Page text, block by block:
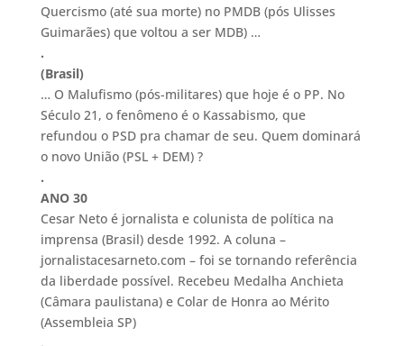
Quercismo (até sua morte) no PMDB (pós Ulisses
Guimarães) que voltou a ser MDB) …
.
(Brasil)
… O Malufismo (pós-militares) que hoje é o PP. No
Século 21, o fenômeno é o Kassabismo, que
refundou o PSD pra chamar de seu. Quem dominará
o novo União (PSL + DEM) ?
.
ANO 30
Cesar Neto é jornalista e colunista de política na
imprensa (Brasil) desde 1992. A coluna –
jornalistacesarneto.com – foi se tornando referência
da liberdade possível. Recebeu Medalha Anchieta
(Câmara paulistana) e Colar de Honra ao Mérito
(Assembleia SP)